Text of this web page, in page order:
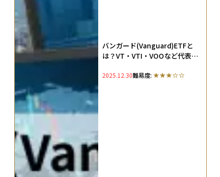
バンガード(Vanguard)ETFと
は？VT・VTI・VOOなど代表銘
資への活用法を徹底解説
2025.12.30難易度: